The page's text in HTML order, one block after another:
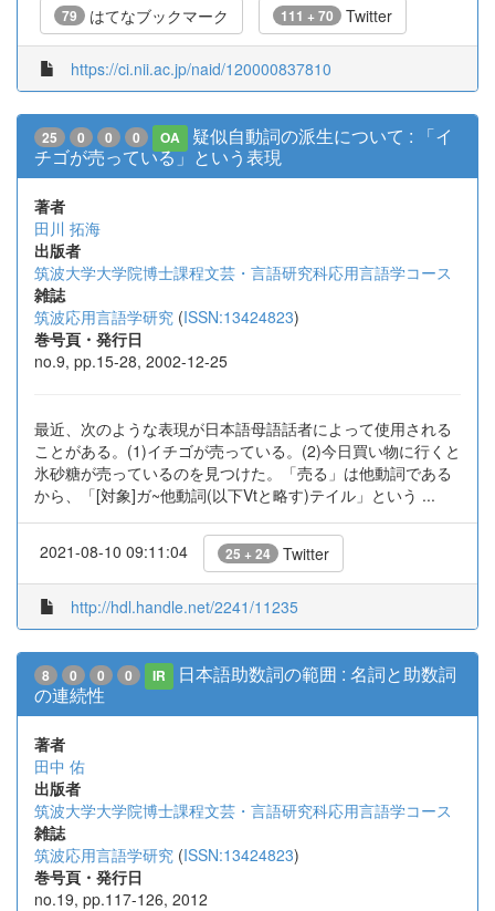
79 はてなブックマーク 111 + 70 Twitter
https://ci.nii.ac.jp/naid/120000837810
25 0 0 0 OA
疑似自動詞の派生について : 「イ
チゴが売っている」という表現
著者
田川 拓海
出版者
筑波大学大学院博士課程文芸・言語研究科応用言語学コース
雑誌
筑波応用言語学研究 (ISSN:13424823)
巻号頁・発行日
no.9, pp.15-28, 2002-12-25
最近、次のような表現が日本語母語話者によって使用される
ことがある。(1)イチゴが売っている。(2)今日買い物に行くと
氷砂糖が売っているのを見つけた。「売る」は他動詞である
から、「[対象]ガ~他動詞(以下Vtと略す)テイル」という ...
2021-08-10 09:11:04 25 + 24 Twitter
http://hdl.handle.net/2241/11235
8 0 0 0 IR
日本語助数詞の範囲 : 名詞と助数詞
の連続性
著者
田中 佑
出版者
筑波大学大学院博士課程文芸・言語研究科応用言語学コース
雑誌
筑波応用言語学研究 (ISSN:13424823)
巻号頁・発行日
no.19, pp.117-126, 2012